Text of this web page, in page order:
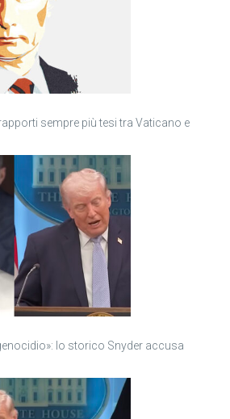
sempre più tesi tra Vaticano e
lo storico Snyder accusa